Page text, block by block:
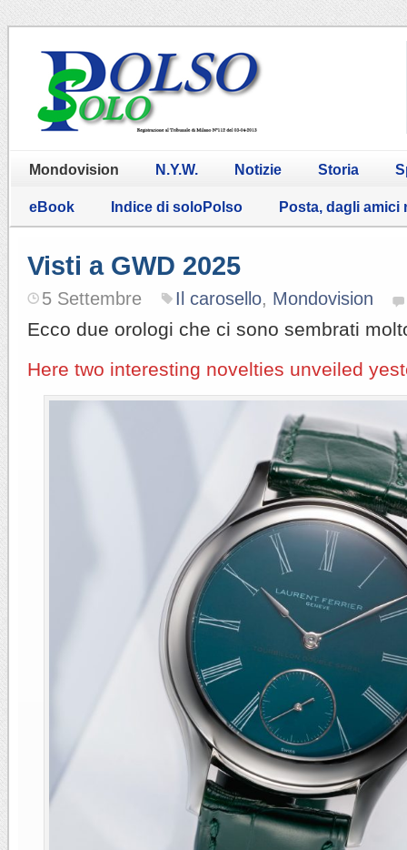
Mondovision N.Y.W. Notizie Storia
eBook Indice di soloPolso Posta, dagli amici
Visti a GWD 2025
5 Settembre Il carosello, Mondovision
Ecco due orologi che ci sono sembrati
Here two interesting novelties unveiled